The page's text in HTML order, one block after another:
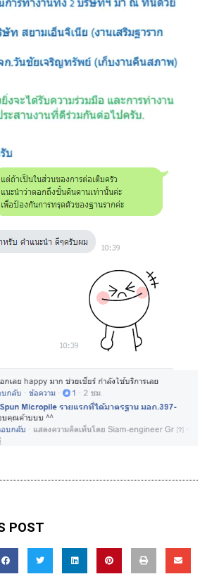
POST